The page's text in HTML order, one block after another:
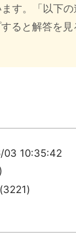
す。「以下
ると解答を見
03 10:35:42